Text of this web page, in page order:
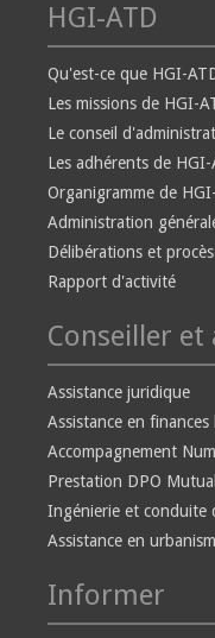
HGI-ATD
Qu'est-ce que HGI-
Les missions de HGI-
Le conseil
Les adhérents de HGI-
Organigramme de
Administration
Délibérations et
Rapport d'activité
Conseiller et
Assistance juridique
Assistance en finances
Accompagnement
Prestation DPO
Ingénierie et conduite
Assistance en
Informer